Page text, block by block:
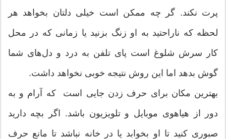
پرت نکند. گر چه ممکن است خیلی دلتان بخواهد هر
لحظه که ناراحتید به او زنگ بزنید یا زمانی که در محل
کار سرش شلوغ است پای تلفن به درد و دل‌های شما
گوش بدهد اما این روش نتیجه خوبی نخواهد داشت.
بهترین مکان برای حرف زدن جایی است که آرام و به
دور از هیاهوی موبایل و تلویزیون باشد. اگر بچه دارید
صبوری کنید تا او بخوابد یا در خانه نباشد تا مانع حرف